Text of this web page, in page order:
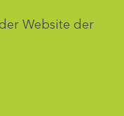
Website der
auswählen